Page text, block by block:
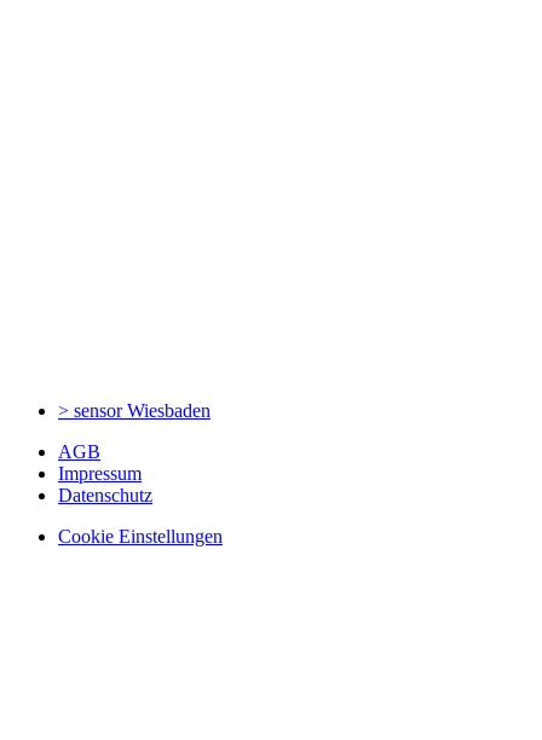
> sensorWiesbaden
AGB
Impressum
Datenschutz
Cookie Einstellungen